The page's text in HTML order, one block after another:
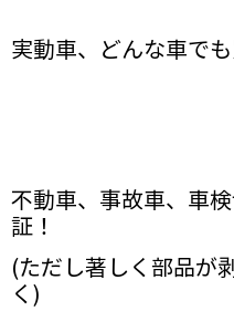
実動車、どんな車で
不動車、事故車、車
証！
(ただし著しく部品が
く)